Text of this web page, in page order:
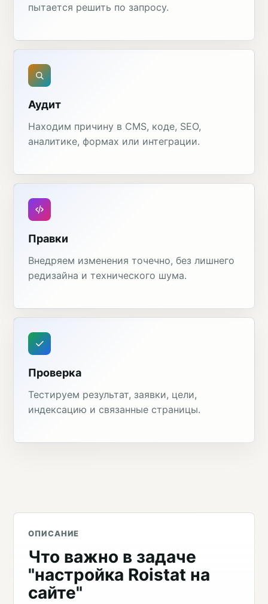
пытается решить по запросу.
Аудит
Находим причину в CMS, коде, SEO,
аналитике, формах или интеграции.
Правки
Внедряем изменения точечно, без лишнего
редизайна и технического шума.
Проверка
Тестируем результат, заявки, цели,
индексацию и связанные страницы.
ОПИСАНИЕ
Что важно в задаче
"настройка Roistat на
сайте"